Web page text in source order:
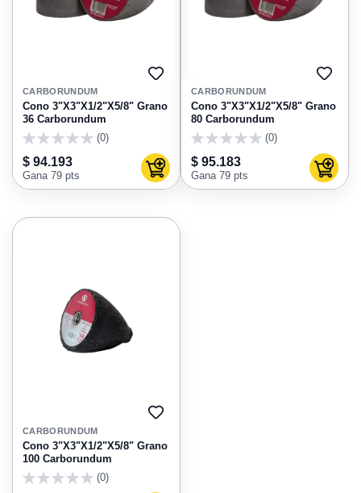
AGREGAR
FAVORITOS
CARBORUNDUM
Cono 3"X3"X1/2"X5/8" Grano
36 Carborundum
(0)
$ 94.193
Gana 79 pts Agregar al carrito
CARBORUNDUM
Cono 3"X3"X1/2"X5/8" Grano
80 Carborundum
(0)
$ 95.183
Gana 79 pts
AGREGAR
FAVORITOS
CARBORUNDUM
Cono 3"X3"X1/2"X5/8" Grano
100 Carborundum
(0)